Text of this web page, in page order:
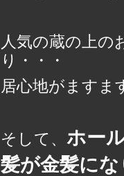
人気の蔵の上の
り・・・
居心地がますま
そして、 ホー
髪が金髪に